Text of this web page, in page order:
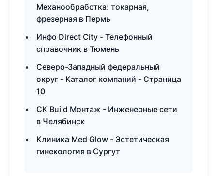
Механообработка: токарная,
фрезерная в Пермь
Инфо Direct City - Телефонный
справочник в Тюмень
Северо-Западный федеральный
округ - Каталог компаний - Страница
10
СК Build Монтаж - Инженерные сети
в Челябинск
Клиника Med Glow - Эстетическая
гинекология в Сургут